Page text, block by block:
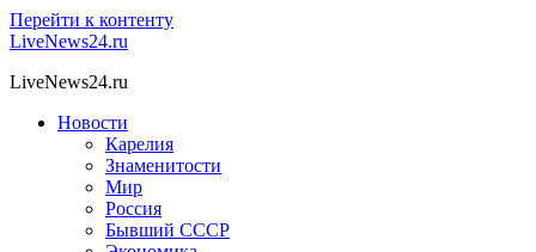
Перейти к контенту
LiveNews24.ru
LiveNews24.ru
Новости
Карелия
Знаменитости
Мир
Россия
Бывший СССР